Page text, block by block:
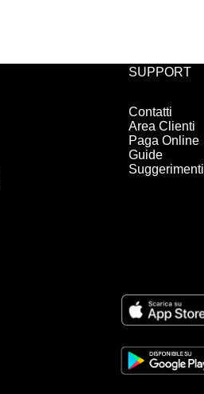
SUPPORT
Contatti
Area Clienti
Paga Online
Guide
Suggerimenti